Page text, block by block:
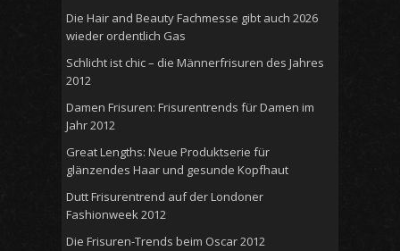
Die Hair and Beauty Fachmesse gibt auch 2026
wieder ordentlich Gas
Schlicht ist chic – die Männerfrisuren des Jahres
2012
Damen Frisuren: Frisurentrends für Damen im
Jahr 2012
Great Lengths: Neue Produktserie für
glänzendes Haar und gesunde Kopfhaut
Dutt Frisurentrend auf der Londoner
Fashionweek 2012
Die Frisuren-Trends beim Oscar 2012